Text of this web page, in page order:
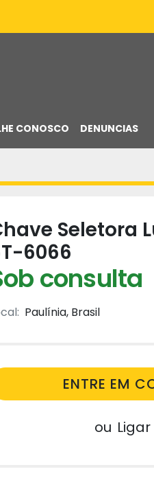
CONOSCO DENUNCIAS
Seletora
6066
consulta
Paulínia, Brasil
ENTRE EM
ou Ligar